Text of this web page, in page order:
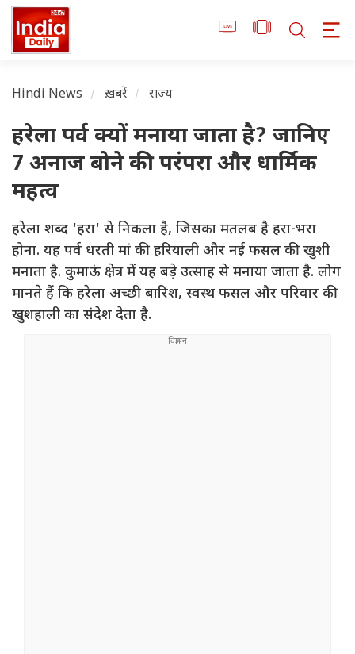
Hindi News ख़बरें राज्य
हरेला पर्व क्यों मनाया जाता है? जानिए
7 अनाज बोने की परंपरा और धार्मिक
महत्व
हरेला शब्द 'हरा' से निकला है, जिसका मतलब है हरा-भरा
होना. यह पर्व धरती मां की हरियाली और नई फसल की खुशी
मनाता है. कुमाऊं क्षेत्र में यह बड़े उत्साह से मनाया जाता है. लोग
मानते हैं कि हरेला अच्छी बारिश, स्वस्थ फसल और परिवार की
खुशहाली का संदेश देता है.